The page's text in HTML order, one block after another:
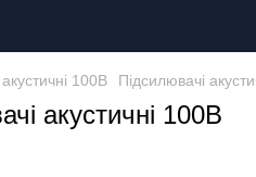
100В Підсилювачі
акустичні 100В